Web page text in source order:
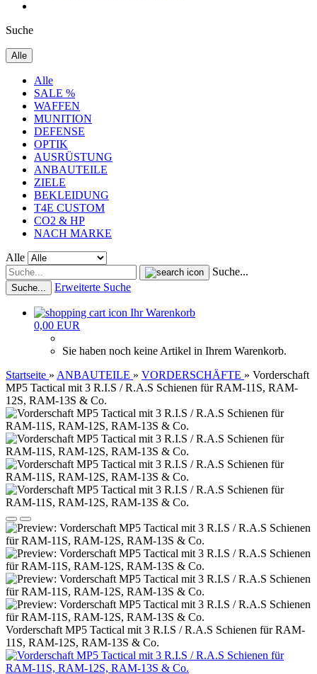
Suche
Alle
Alle
SALE %
WAFFEN
MUNITION
DEFENSE
OPTIK
AUSRÜSTUNG
ANBAUTEILE
ZIELE
BEKLEIDUNG
T4E CUSTOM
CO2 & HP
NACH MARKE
Alle
Suche...
Suche... Erweiterte Suche
Ihr Warenkorb
0,00 EUR
Sie haben noch keine Artikel in Ihrem Warenkorb.
Startseite » ANBAUTEILE » VORDERSCHÄFTE » Vorderschaft
MP5 Tactical mit 3 R.I.S / R.A.S Schienen für RAM-11S, RAM-
12S, RAM-13S & Co.
Vorderschaft MP5 Tactical mit 3 R.I.S / R.A.S Schienen für RAM-
11S, RAM-12S, RAM-13S & Co.